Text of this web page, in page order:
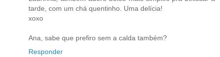
tarde, com um chá quentinho. Uma delícia!
xoxo
Ana, sabe que prefiro sem a calda também?
Responder